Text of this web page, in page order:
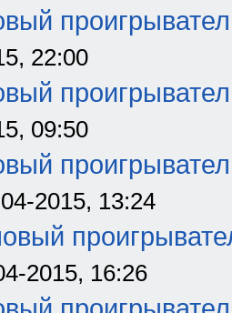
22:00
09:50
2015, 13:24
2015, 16:26